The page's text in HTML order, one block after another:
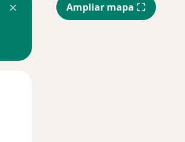
Ampliar mapa